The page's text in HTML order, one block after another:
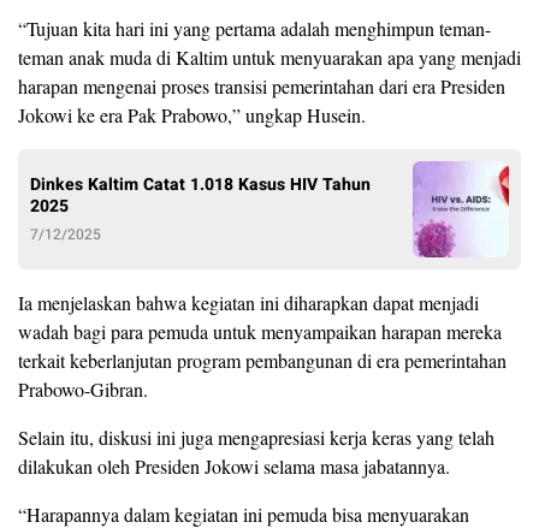
“Tujuan kita hari ini yang pertama adalah menghimpun teman-
teman anak muda di Kaltim untuk menyuarakan apa yang menjadi
harapan mengenai proses transisi pemerintahan dari era Presiden
Jokowi ke era Pak Prabowo,” ungkap Husein.
Dinkes Kaltim Catat 1.018 Kasus HIV Tahun
2025
7/12/2025
Ia menjelaskan bahwa kegiatan ini diharapkan dapat menjadi
wadah bagi para pemuda untuk menyampaikan harapan mereka
terkait keberlanjutan program pembangunan di era pemerintahan
Prabowo-Gibran.
Selain itu, diskusi ini juga mengapresiasi kerja keras yang telah
dilakukan oleh Presiden Jokowi selama masa jabatannya.
“Harapannya dalam kegiatan ini pemuda bisa menyuarakan